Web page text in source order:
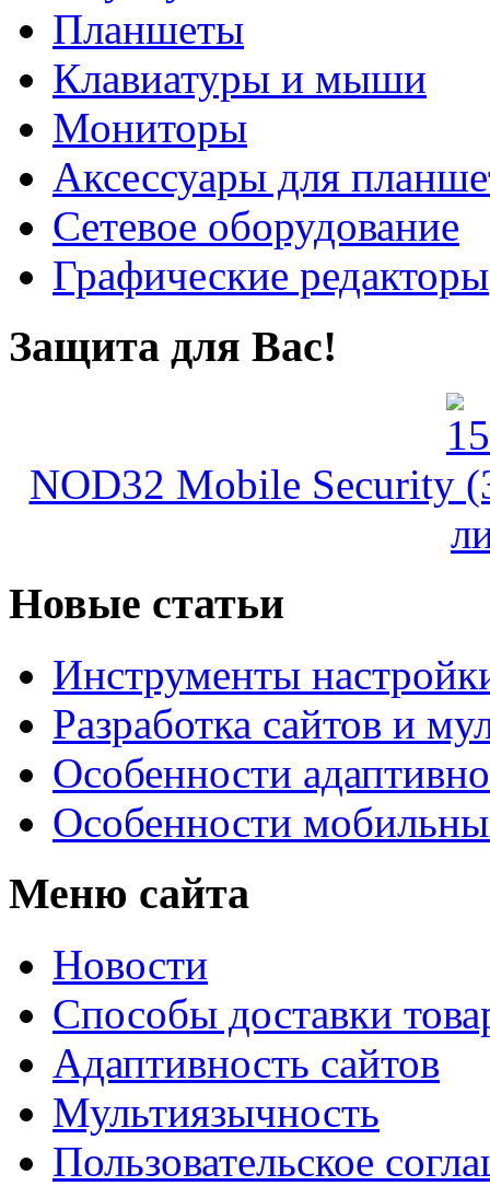
Планшеты
Клавиатуры и мыши
Мониторы
Аксессуары для
Сетевое оборудование
Графические редакторы
Защита для Вас!
NOD32 Mobile Security
Новые статьи
Инструменты
Разработка сайтов и
Особенности
Особенности
Меню сайта
Новости
Способы доставки
Адаптивность сайтов
Мультиязычность
Пользовательское